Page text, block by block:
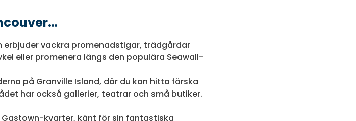
erbjuder vackra promenadstigar, trädgårdar
eller promenera längs den populära Seawall-
på Granville Island, där du kan hitta färska
har också gallerier, teatrar och små butiker.
kvarter, känt för sin fantastiska